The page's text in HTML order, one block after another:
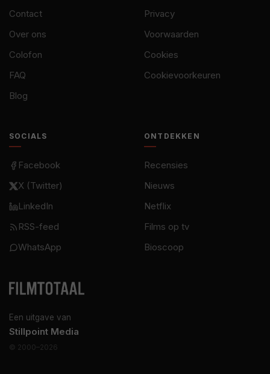
Een uitgave van
Stillpoint Media
© 2000–2026
Contact
Over ons
Colofon
FAQ
Blog
Privacy
Voorwaarden
Cookies
Cookievoorkeuren
SOCIALS
Facebook
X (Twitter)
LinkedIn
RSS-feed
WhatsApp
ONTDEKKEN
Recensies
Nieuws
Netflix
Films op tv
Bioscoop